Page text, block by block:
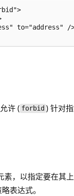
to="address" /
许 ( forbid ) 针对
素，以指定要在其
表达式。